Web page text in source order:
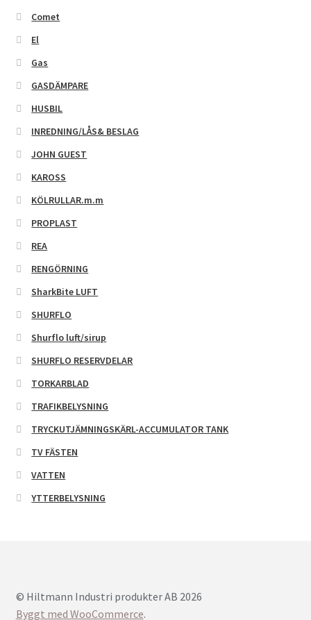
Comet
El
Gas
GASDÄMPARE
HUSBIL
INREDNING/LÅS& BESLAG
JOHN GUEST
KAROSS
KÖLRULLAR.m.m
PROPLAST
REA
RENGÖRNING
SharkBite LUFT
SHURFLO
Shurflo luft/sirup
SHURFLO RESERVDELAR
TORKARBLAD
TRAFIKBELYSNING
TRYCKUTJÄMNINGSKÄRL-ACCUMULATOR TANK
TV FÄSTEN
VATTEN
YTTERBELYSNING
© Hiltmann Industri produkter AB 2026
Byggt med WooCommerce.